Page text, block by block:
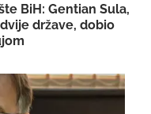
BiH: Gentian Sula,
države, dobio